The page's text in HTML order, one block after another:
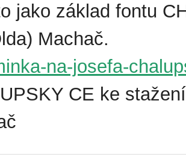
jako základ fontu
Machač.
na-josefa-
CE ke